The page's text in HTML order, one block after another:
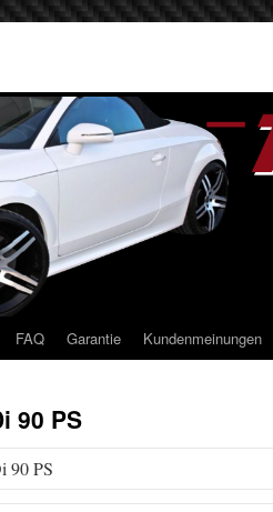
FAQ Garantie Kundenmeinungen
90 PS
90 PS